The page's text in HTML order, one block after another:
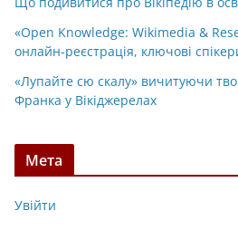
«Open Knowledge: Wikimedia &
онлайн-реєстрація, ключові
«Лупайте сю скалу» вичитуючи
Франка у Вікіджерелах
Мета
Увійти